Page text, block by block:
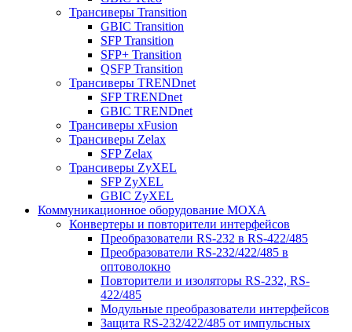
Трансиверы Transition
GBIC Transition
SFP Transition
SFP+ Transition
QSFP Transition
Трансиверы TRENDnet
SFP TRENDnet
GBIC TRENDnet
Трансиверы xFusion
Трансиверы Zelax
SFP Zelax
Трансиверы ZyXEL
SFP ZyXEL
GBIC ZyXEL
Коммуникационное оборудование MOXA
Конвертеры и повторители интерфейсов
Преобразователи RS-232 в RS-422/485
Преобразователи RS-232/422/485 в
оптоволокно
Повторители и изоляторы RS-232, RS-
422/485
Модульные преобразователи интерфейсов
Защита RS-232/422/485 от импульсных